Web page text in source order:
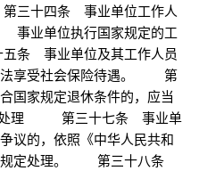
三十四条 事业单位工作人
业单位执行国家规定的工
条 事业单位及其工作人员
法享受社会保险待遇。 第
国家规定退休条件的，应当
理 第三十七条 事业单
议的，依照《中华人民共和
规定处理。 第三十八条